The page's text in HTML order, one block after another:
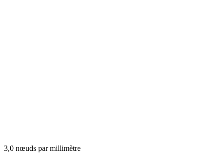
3,0 nœuds par millimètre